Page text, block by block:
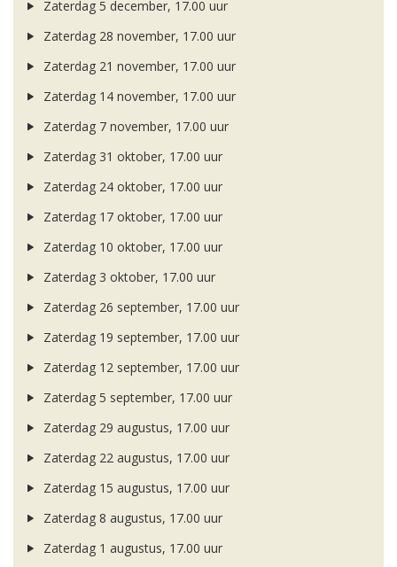
Zaterdag 5 december, 17.00 uur
Zaterdag 28 november, 17.00 uur
Zaterdag 21 november, 17.00 uur
Zaterdag 14 november, 17.00 uur
Zaterdag 7 november, 17.00 uur
Zaterdag 31 oktober, 17.00 uur
Zaterdag 24 oktober, 17.00 uur
Zaterdag 17 oktober, 17.00 uur
Zaterdag 10 oktober, 17.00 uur
Zaterdag 3 oktober, 17.00 uur
Zaterdag 26 september, 17.00 uur
Zaterdag 19 september, 17.00 uur
Zaterdag 12 september, 17.00 uur
Zaterdag 5 september, 17.00 uur
Zaterdag 29 augustus, 17.00 uur
Zaterdag 22 augustus, 17.00 uur
Zaterdag 15 augustus, 17.00 uur
Zaterdag 8 augustus, 17.00 uur
Zaterdag 1 augustus, 17.00 uur